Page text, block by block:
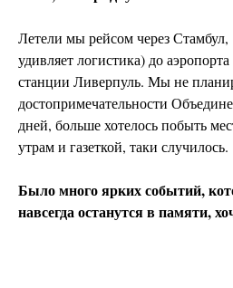
Летели мы рейсом через Стамбул,
удивляет логистика) до
станции Ливерпуль. Мы не
достопримечательности
дней, больше хотелось побыть
утрам и газеткой, таки случилось.
Было много ярких событий,
навсегда останутся в памяти,